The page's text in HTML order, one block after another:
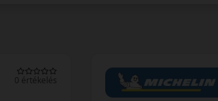
0 értékelés